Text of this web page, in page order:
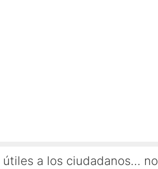
útiles a los ciudadanos… no